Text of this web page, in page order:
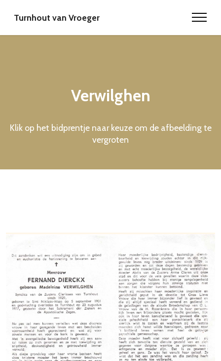
Turnhout van Vroeger
Verwilghen
Klik op het bidprentje naar keuze om de afbeelding te
vergroten